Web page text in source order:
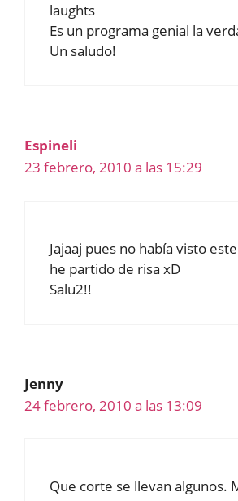
laughts
Es un programa genial la
Un saludo!
Espineli
23 febrero, 2010 a las 15:29
Jajaaj pues no había visto
he partido de risa xD
Salu2!!
Jenny
24 febrero, 2010 a las 13:09
Que corte se llevan algunos.